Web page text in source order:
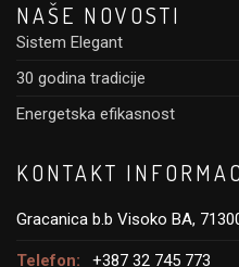
NAŠE NOVOSTI
Sistem Elegant
30 godina tradicije
Energetska efikasnost
KONTAKT
Gracanica b.b Visoko BA,
Telefon: +387 32 745 773